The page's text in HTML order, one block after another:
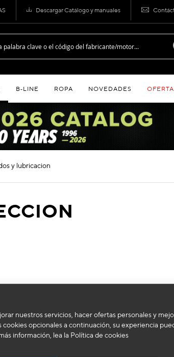
nuestros servicios, hacer ofertas personales y
cookies opcionales a continuación, su experiencia
información, lea la Política de cookies
Descargar Catálogo y manuales
B‑LINE ROPA NOVEDADES
y lubricacion